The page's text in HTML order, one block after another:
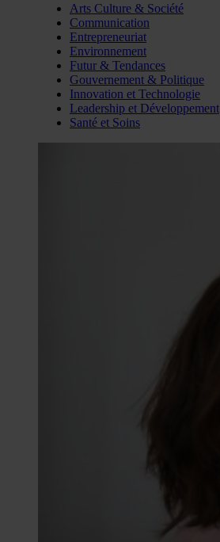
Arts Culture & Société
Communication
Entrepreneuriat
Environnement
Futur & Tendances
Gouvernement & Politique
Innovation et Technologie
Leadership et Développement
Santé et Soins